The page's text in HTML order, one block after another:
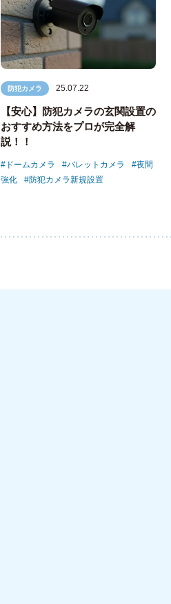
防犯カメラ 25.07.22
【安心】防犯カメラの玄関設置の
おすすめ方法をプロが完全解
説！！
ドームカメラ バレットカメラ
夜間
強化
防犯カメラ新規設置